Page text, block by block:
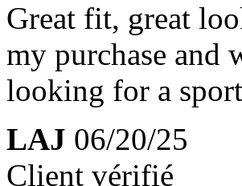
Great fit, great
my purchase and
looking for a
LAJ 06/20/25
Client vérifié